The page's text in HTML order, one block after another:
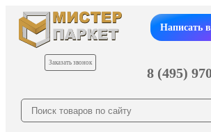
Заказать звонок
Написать
8 (495)